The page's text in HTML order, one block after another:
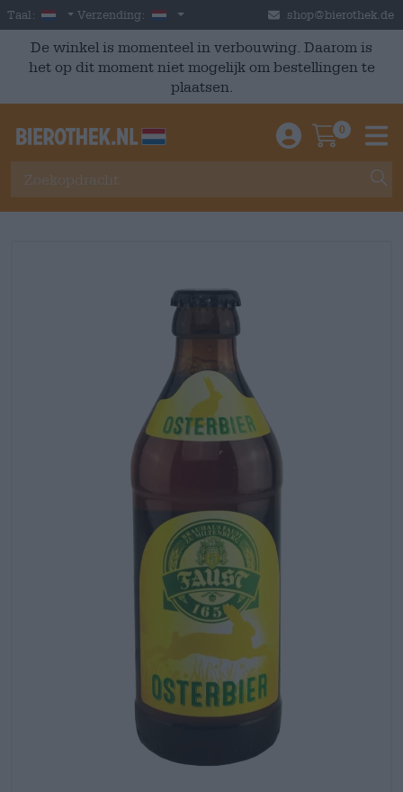
Skip to main content
Taal: Dutch
Verzending: Nederland shop@bierothek.de
De winkel is momenteel in verbouwing. Daarom is
het op dit moment niet mogelijk om bestellingen te
plaatsen.
Einloggen /
0